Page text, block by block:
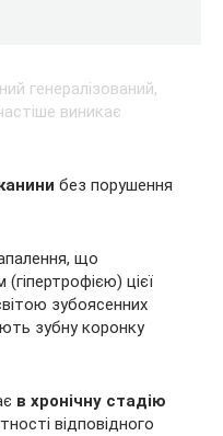
без порушення
що
цієї
зубоясенних
зубнукоронку
в хронічну стадію
відповідного